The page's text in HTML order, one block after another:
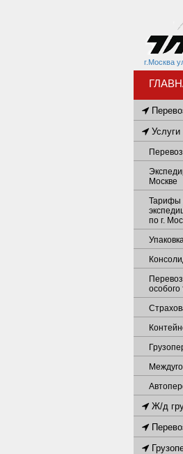
г.Москва
Услуги
Москве
Тарифы
по г.
Ж/д